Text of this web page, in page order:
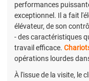
performances
exceptionnel. Il a fait
élévateur, de son
- des caractéristiques
travail efficace.
opérations lourdes
À l'issue de la visite, le